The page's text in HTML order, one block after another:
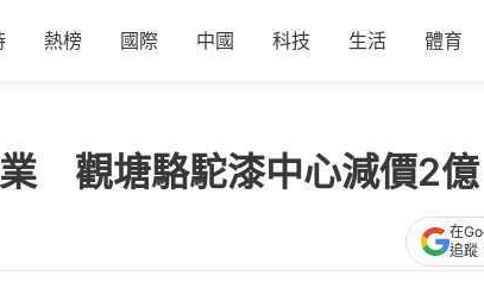
熱榜 國際 中國 科技 生活 體育
觀塘駱駝漆中心減價2億
在
追蹤